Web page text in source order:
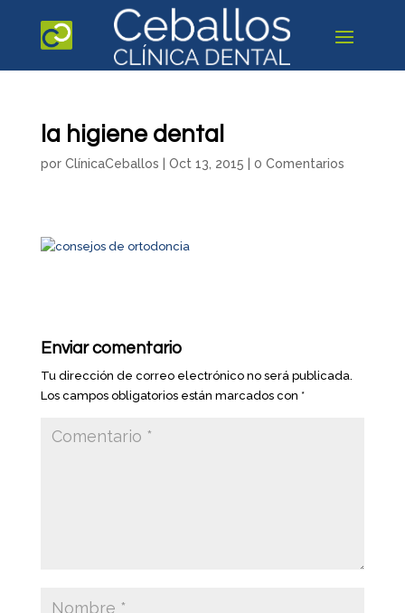
la higiene dental
por ClínicaCeballos Oct 13, 2015 0 Comentarios
Enviar comentario
Tu dirección de correo electrónico no será publicada.
Los campos obligatorios están marcados con *